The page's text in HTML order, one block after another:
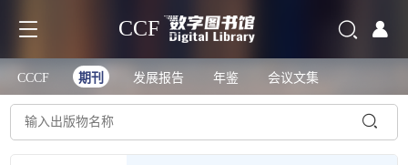
CCF
CCCF 期刊 发展报告 年鉴 会议文集